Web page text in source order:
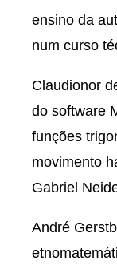
ensino da
num curso
Claudionor
do software
funções
movimento
Gabriel
André